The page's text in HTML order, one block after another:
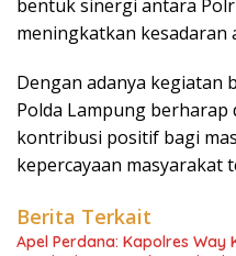
bentuk sinergi antara
meningkatkan kesadaran
Dengan adanya kegiatan
Polda Lampung berharap
kontribusi positif bagi
kepercayaan masyarakat
Berita Terkait
Apel Perdana: Kapolres Way